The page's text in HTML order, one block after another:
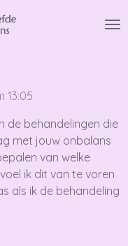
13:05
de behandelingen die
met jouw onbalans
van welke
ik dit van te voren
als ik de behandeling